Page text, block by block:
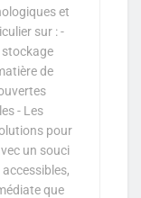
et
sur : -
stockage
de
- Les
pour
un souci
que